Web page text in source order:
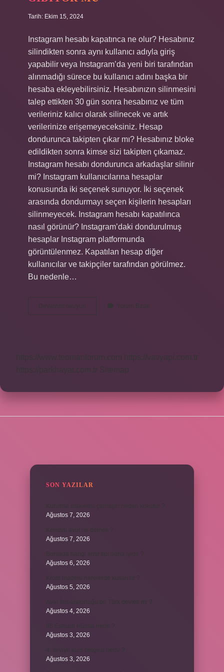
Tarih: Ekim 15, 2024
Instagram hesabı kapatınca ne olur? Hesabınız
silindikten sonra aynı kullanıcı adıyla giriş
yapabilir veya Instagram’da yeni biri tarafından
alınmadığı sürece bu kullanıcı adını başka bir
hesaba ekleyebilirsiniz. Hesabınızın silinmesini
talep ettikten 30 gün sonra hesabınız ve tüm
verileriniz kalıcı olarak silinecek ve artık
verilerinize erişemeyeceksiniz. Hesap
dondurunca takipten çıkar mı? Hesabınız bloke
edildikten sonra kimse sizi takipten çıkamaz.
Instagram hesabı dondurunca arkadaşlar silinir
mi? Instagram kullanıcılarına hesaplar
konusunda iki seçenek sunuyor. İki seçenek
arasında dondurmayı seçen kişilerin hesapları
silinmeyecek. Instagram hesabı kapatılınca
nasıl görünür? Instagram’daki dondurulmuş
hesaplar Instagram platformunda
görüntülenmez. Kapatılan hesap diğer
kullanıcılar ve takipçiler tarafından görülmez.
Bu nedenle…
Instagram
Yorum Bırak
https://www.teomanforum.com
https://vavyapi.com.tr
https://parkhayat.com.tr
Sitemap
SON YAZILAR
Ağustos 7, 2026
Ağustos 7, 2026
Ağustos 6, 2026
Ağustos 5, 2026
Ağustos 4, 2026
Ağustos 3, 2026
Ağustos 3, 2026